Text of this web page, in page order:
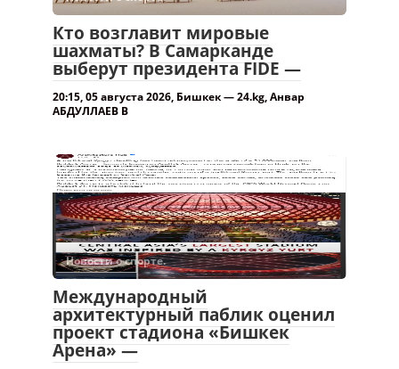
Кто возглавит мировые
шахматы? В Самарканде
выберут президента FIDE —
20:15, 05 августа 2026, Бишкек — 24.kg, Анвар
АБДУЛЛАЕВ В
Новости о спорте.
Международный
архитектурный паблик оценил
проект стадиона «Бишкек
Арена» —